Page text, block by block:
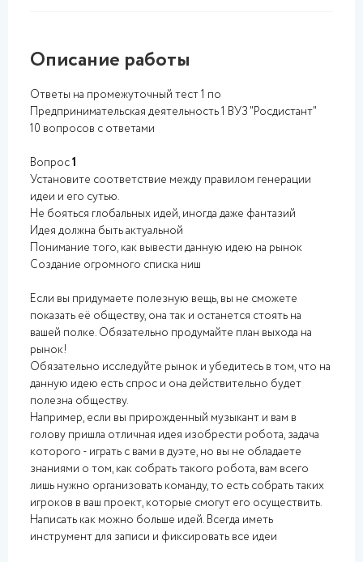
Описание работы
Ответы на промежуточный тест 1 по
Предпринимательская деятельность 1 ВУЗ "Росдистант"
10 вопросов с ответами
Вопрос1
Установите соответствие между правилом генерации
идеи и его сутью.
Не бояться глобальных идей, иногда даже фантазий
Идея должна быть актуальной
Понимание того, как вывести данную идею на рынок
Создание огромного списка ниш
Если вы придумаете полезную вещь, вы не сможете
показать её обществу, она так и останется стоять на
вашей полке. Обязательно продумайте план выхода на
рынок!
Обязательно исследуйте рынок и убедитесь в том, что на
данную идею есть спрос и она действительно будет
полезна обществу.
Например, если вы прирожденный музыкант и вам в
голову пришла отличная идея изобрести робота, задача
которого - играть с вами в дуэте, но вы не обладаете
знаниями о том, как собрать такого робота, вам всего
лишь нужно организовать команду, то есть собрать таких
игроков в ваш проект, которые смогут его осуществить.
Написать как можно больше идей. Всегда иметь
инструмент для записи и фиксировать все идеи